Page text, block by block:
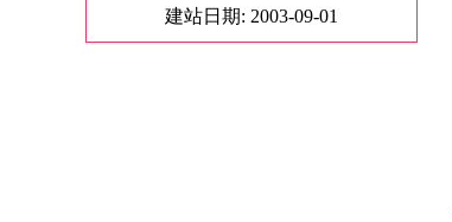
建站日期: 2003-09-01